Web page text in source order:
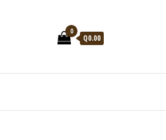
0
Q0.00